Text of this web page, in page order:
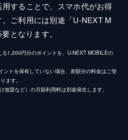
することで、スマホ代がお得
ご利用には別途「U-NEXT M
となります。
1,200円分のポイントを、U-NEXT MOBILEの
ントを保有していない場合、差額分の料金はご登
ます。
題など）の月額利用料は別途発生します。